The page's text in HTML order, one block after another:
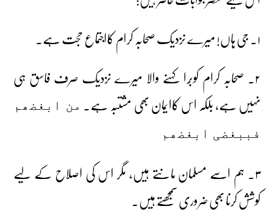
۱۔ جی ہاں! میرے نزدیک صحابہ کرام کااجتماع حجت ہے۔
۲۔ صحابہ کرام کوبُرا کہنے والا میرے نزدیک صرف فاسق ہی
نہیں ہے، بلکہ اس کاایمان بھی مشتبہ ہے۔ من ابغضھم
فببغضی ابغضھم
۳۔ ہم اسے مسلمان مانتے ہیں، مگر اس کی اصلاح کے لیے
کوشش کرنا بھی ضروری سمجھتے ہیں۔